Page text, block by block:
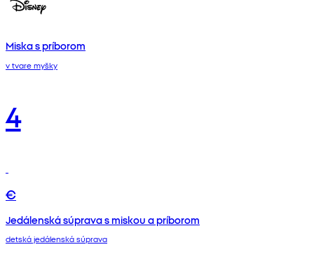
Miska s príborom
v tvare myšky
4
€
Jedálenská súprava s miskou a príborom
detská jedálenská súprava